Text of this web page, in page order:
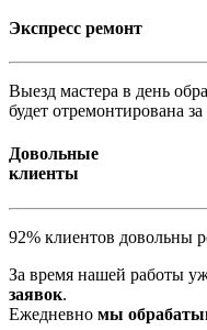
Экспресс ремонт
Выезд мастера в день
будет отремонтирована
Довольные
клиенты
92% клиентов довольны
За время нашей работы
заявок.
Ежедневно мы